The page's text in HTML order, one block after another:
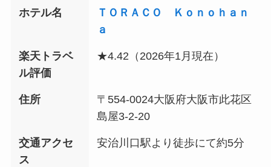
ホテル名
ＴＯＲＡＣＯ Ｋｏｎｏｈａｎ
ａ
楽天トラベ
ル評価
★4.42（2026年1月現在）
住所
〒554-0024大阪府大阪市此花区
島屋3-2-20
交通アクセ
ス
安治川口駅より徒歩にて約5分